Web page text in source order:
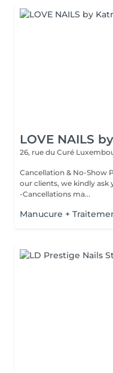
LOVE NAILS
26, rue du Curé
Cancellation & No-Show
our clients, we kindly ask
-Cancellations ma...
Manucure +